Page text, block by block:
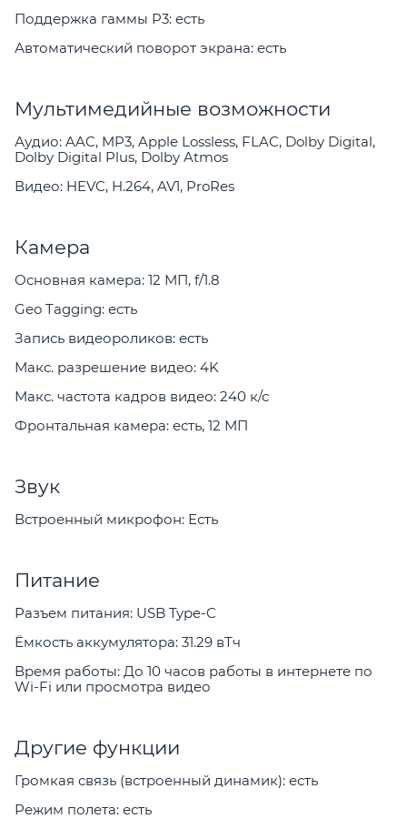
Поддержка гаммы P3: есть
Автоматический поворот экрана: есть
Мультимедийные возможности
Аудио: AAC, MP3, Apple Lossless, FLAC, Dolby Digital,
Dolby Digital Plus, Dolby Atmos
Видео: HEVC, H.264, AV1, ProRes
Камера
Основная камера: 12 МП, f/1.8
Geo Tagging: есть
Запись видеороликов: есть
Макс. разрешение видео: 4K
Макс. частота кадров видео: 240 к/с
Фронтальная камера: есть, 12 МП
Звук
Встроенный микрофон: Есть
Питание
Разъем питания: USB Type-C
Ёмкость аккумулятора: 31.29 вТч
Время работы: До 10 часов работы в интернете по
Wi-Fi или просмотра видео
Другие функции
Громкая связь (встроенный динамик): есть
Режим полета: есть